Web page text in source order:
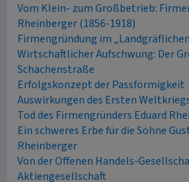
Vom Klein- zum Großbetrieb:
Rheinberger (1856-1918)
Firmengründung im
Wirtschaftlicher Aufschwung: Der
Schachenstraße
Erfolgskonzept der Passförmigkeit
Auswirkungen des Ersten
Tod des Firmengründers Eduard
Ein schweres Erbe für die Söhne
Rheinberger
Von der Offenen Handels-
Aktiengesellschaft